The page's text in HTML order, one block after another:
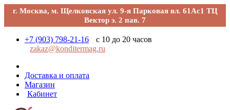
г. Москва, м. Щелковская ул. 9-я Парковая вл. 61Ас1 ТЦ
Вектор э. 2 пав. 7
+7 (903) 798-21-16
с 10 до 20 часов
zakaz@konditermag.ru
Доставка и оплата
Магазин
Кабинет